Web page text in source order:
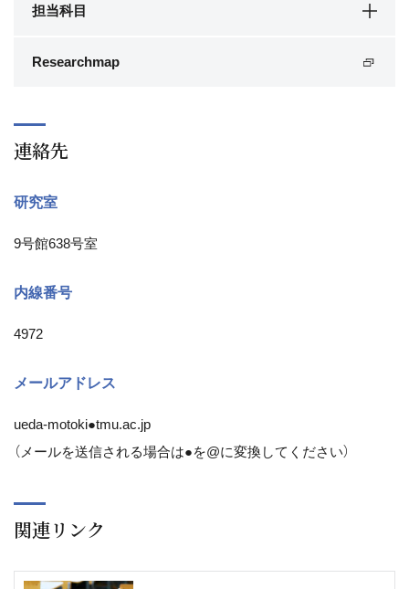
担当科目
Researchmap
連絡先
研究室
9号館638号室
内線番号
4972
メールアドレス
ueda-motoki●tmu.ac.jp
（メールを送信される場合は●を@に変換してください）
関連リンク